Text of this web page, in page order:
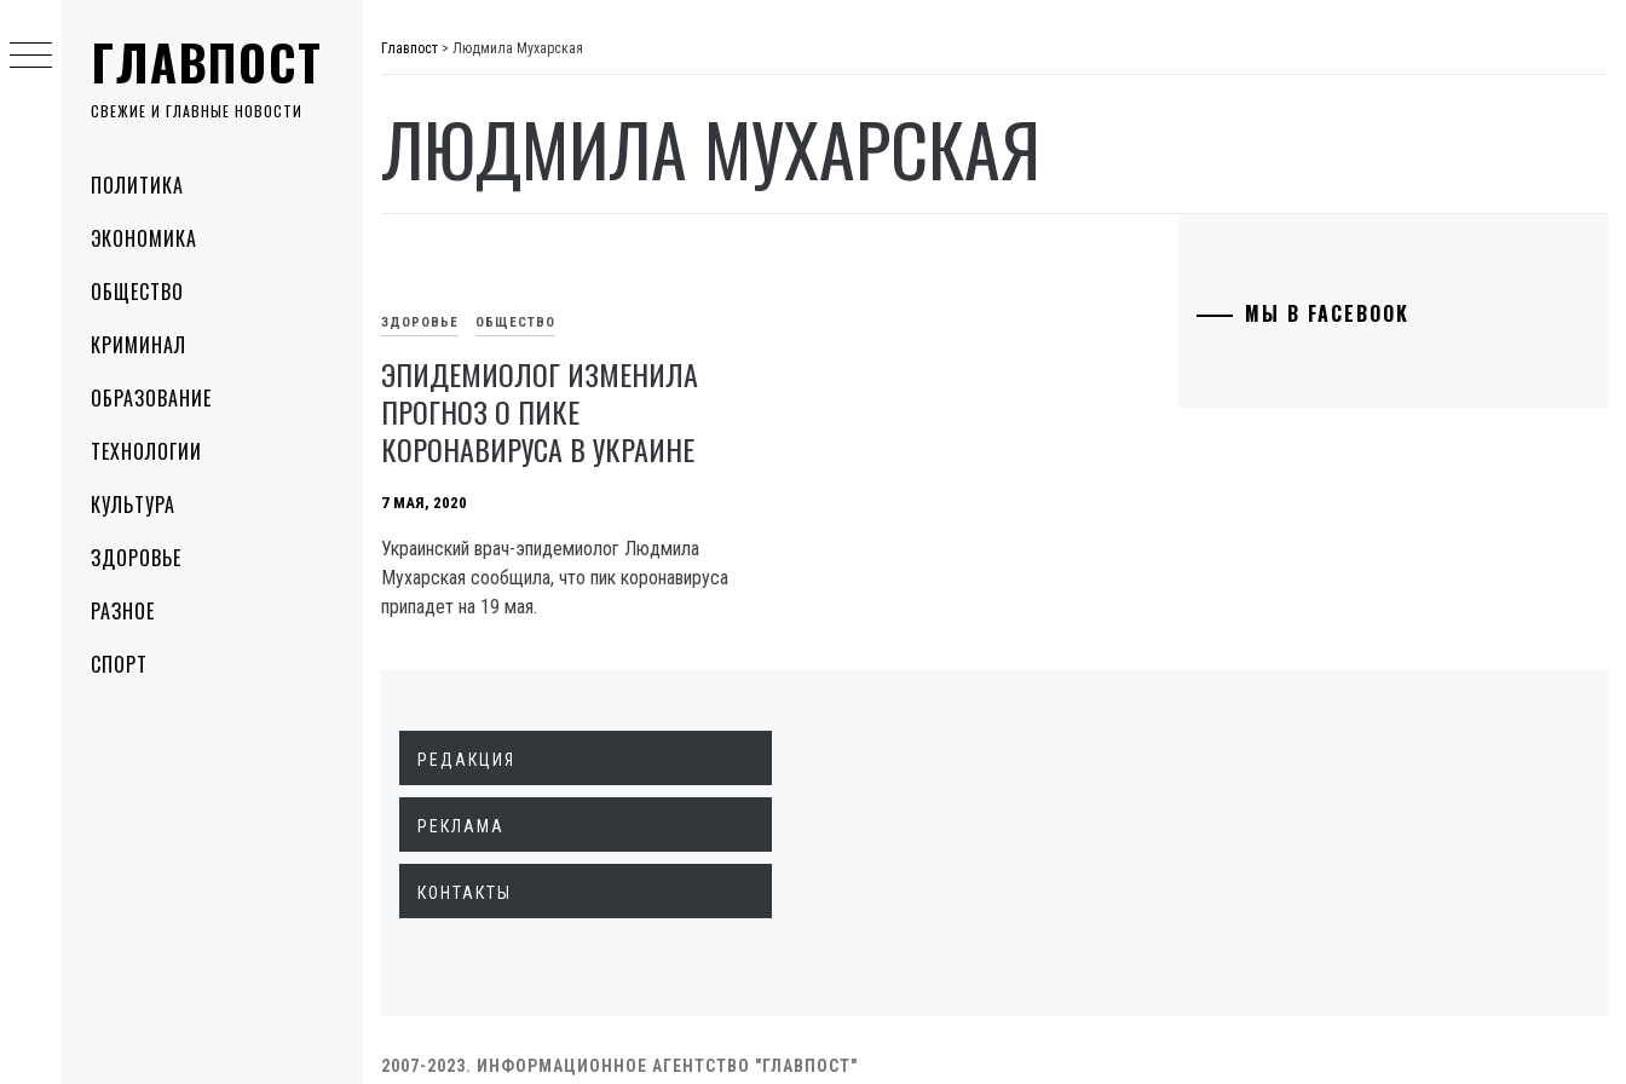
ГЛАВПОСТ
СВЕЖИЕ И ГЛАВНЫЕ НОВОСТИ
MenuПОЛИТИКА
ЭКОНОМИКА
ОБЩЕСТВО
КРИМИНАЛ
ОБРАЗОВАНИЕ
ТЕХНОЛОГИИ
КУЛЬТУРА
ЗДОРОВЬЕ
РАЗНОЕ
СПОРТ
to
content
Главпост > Людмила Мухарская
ЛЮДМИЛА МУХАРСКАЯ
ЗДОРОВЬЕ ОБЩЕСТВО
ЭПИДЕМИОЛОГ ИЗМЕНИЛА
ПРОГНОЗ О ПИКЕ
КОРОНАВИРУСА В УКРАИНЕ
7 МАЯ, 2020
Украинский врач-эпидемиолог Людмила
Мухарская сообщила, что пик коронавируса
припадет на 19 мая.
МЫ В FACEBOOK
РЕДАКЦИЯ
РЕКЛАМА
КОНТАКТЫ
2007-2023. ИНФОРМАЦИОННОЕ АГЕНТСТВО "ГЛАВПОСТ"